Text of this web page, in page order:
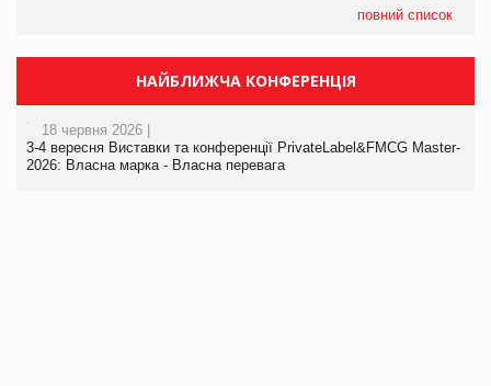
повний список
НАЙБЛИЖЧА КОНФЕРЕНЦІЯ
18 червня 2026 |
3-4 вересня Виставки та конференції PrivateLabel&FMCG Master-
2026: Власна марка - Власна перевага